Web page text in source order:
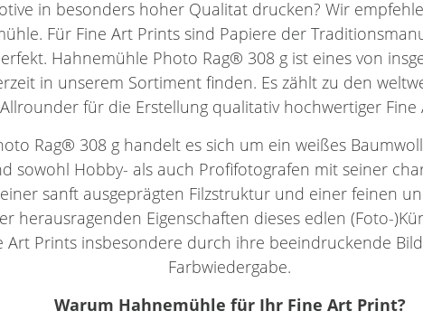
in besonders hoher Qualitat drucken? Wir
Für Fine Art Prints sind Papiere der
Hahnemühle Photo Rag® 308 g ist eines von
in unserem Sortiment finden. Es zählt zu den
für die Erstellung qualitativ hochwertiger
Rag® 308 g handelt es sich um ein weißes
sowohl Hobby- als auch Profifotografen mit seiner
sanft ausgeprägten Filzstruktur und einer feinen
herausragenden Eigenschaften dieses edlen (Foto-
Art Prints insbesondere durch ihre beeindruckende
Farbwiedergabe.
Warum Hahnemühle für Ihr Fine Art Print?